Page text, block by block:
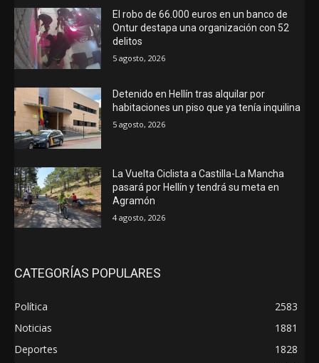
El robo de 66.000 euros en un banco de
Ontur destapa una organización con 52
delitos
5 agosto, 2026
Detenido en Hellín tras alquilar por
habitaciones un piso que ya tenía inquilina
5 agosto, 2026
La Vuelta Ciclista a Castilla-La Mancha
pasará por Hellín y tendrá su meta en
Agramón
4 agosto, 2026
CATEGORÍAS POPULARES
Política
2583
Noticias
1881
Deportes
1828